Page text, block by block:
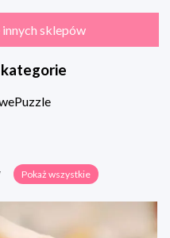
sklepów
Puzzle
Pokaż wszystkie